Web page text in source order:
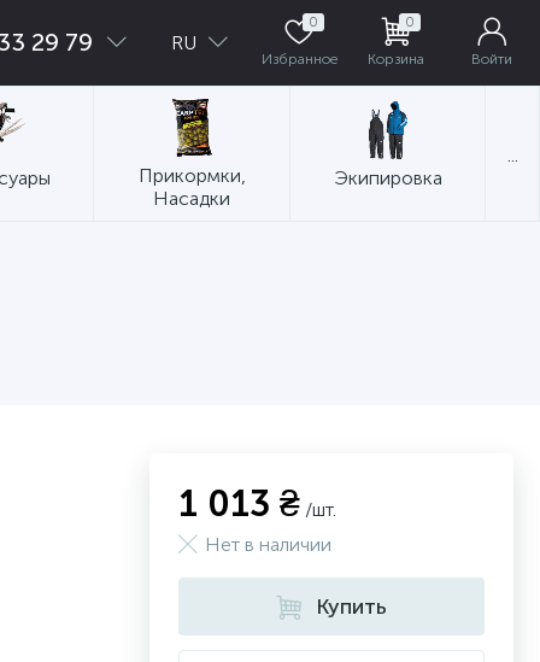
29 79 RU
0
Избранное
0
Корзина Войти
Прикормки,
Насадки
Экипировка
1 013 ₴ /шт.
Нет в наличии
Купить